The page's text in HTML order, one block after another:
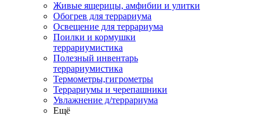
Живые ящерицы, амфибии и улитки
Обогрев для террариума
Освещение для террариума
Поилки и кормушки
террариумистика
Полезный инвентарь
террариумистика
Термометры,гигрометры
Террариумы и черепашники
Увлажнение д/террариума
Ещё